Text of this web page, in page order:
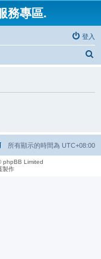
務專區.
登入
所有顯示的時間為 UTC+08:00
phpBB Limited
製作